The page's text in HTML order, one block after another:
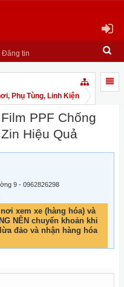
Đăng tin
Phụ Tùng, Linh Kiện
PPF Chống
Hiệu Quả
9 - 0962826298
xem xe (hàng hóa) và
NÊN chuyển khoản khi
đảo và nhận hàng hóa